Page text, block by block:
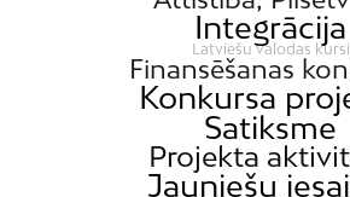
Integrācija
Latviešu valodas kursi
Finansēšanas
Konkursa
Satiksme
Projekta
Jauniešu